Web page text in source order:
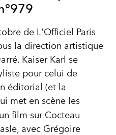
de L'Officiel Paris
la direction artistique
Kaiser Karl se
pour celui de
éditorial (et la
met en scène les
film sur Cocteau
avec Grégoire